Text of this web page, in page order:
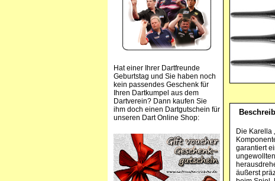
Hat einer Ihrer Dartfreunde
Geburtstag und Sie haben noch
kein passendes Geschenk für
Ihren Dartkumpel aus dem
Dartverein? Dann kaufen Sie
ihm doch einen Dartgutschein für
unseren Dart Online Shop:
Die Karella
garantiert
äußerst